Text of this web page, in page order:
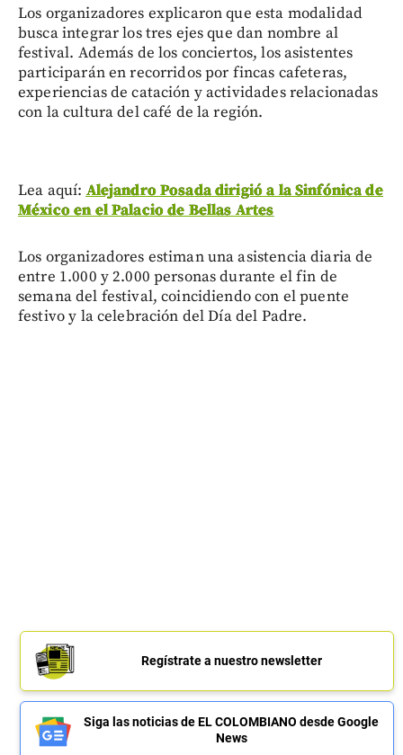
Los organizadores explicaron que esta modalidad
busca integrar los tres ejes que dan nombre al
festival. Además de los conciertos, los asistentes
participarán en recorridos por fincas cafeteras,
experiencias de catación y actividades relacionadas
con la cultura del café de la región.
Lea aquí: Alejandro Posada dirigió a la Sinfónica de
México en el Palacio de Bellas Artes
Los organizadores estiman una asistencia diaria de
entre 1.000 y 2.000 personas durante el fin de
semana del festival, coincidiendo con el puente
festivo y la celebración del Día del Padre.
Regístrate a nuestro newsletter
Siga las noticias de EL COLOMBIANO desde Google
News